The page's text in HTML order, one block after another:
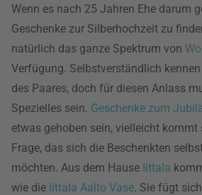
Wenn es nach 25 Jahren Ehe darum
Geschenke zur Silberhochzeit zu
natürlich das ganze Spektrum von
Verfügung. Selbstverständlich
des Paares, doch für diesen Anlass
Spezielles sein. Geschenke zum
etwas gehoben sein, vielleicht kommt
Frage, das sich die Beschenkten
möchten. Aus dem Hause Iittala
wie die Iittala Aalto Vase. Sie fügt